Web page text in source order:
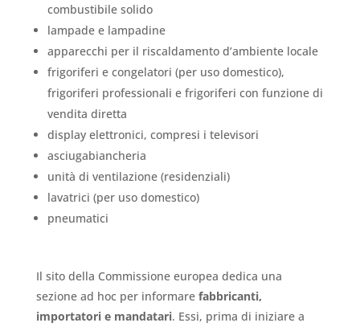
combustibile solido
lampade e lampadine
apparecchi per il riscaldamento d’ambiente locale
frigoriferi e congelatori (per uso domestico),
frigoriferi professionali e frigoriferi con funzione di
vendita diretta
display elettronici, compresi i televisori
asciugabiancheria
unità di ventilazione (residenziali)
lavatrici (per uso domestico)
pneumatici
Il sito della Commissione europea dedica una
sezione ad hoc per informarefabbricanti,
importatori e mandatari. Essi, prima di iniziare a